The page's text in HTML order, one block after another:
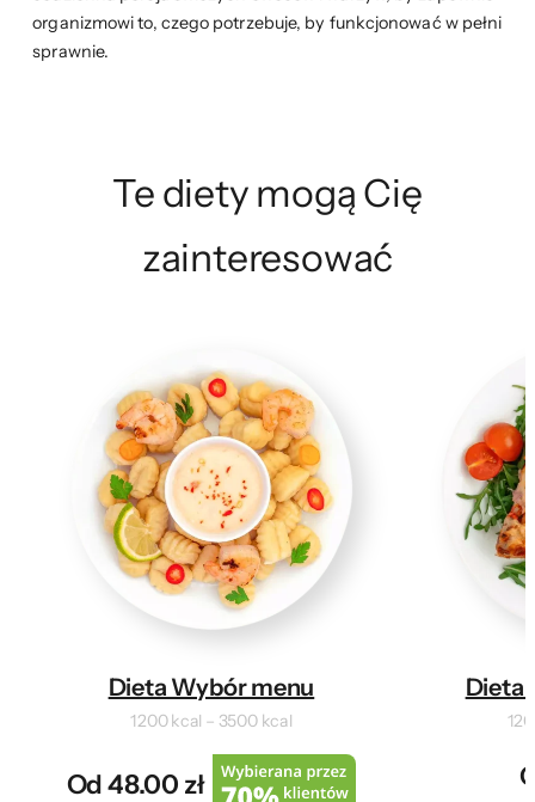
organizmowi to, czego potrzebuje, by funkcjonować w pełni
sprawnie.
Te diety mogą Cię
zainteresować
Dieta Wybór menu
1200 kcal – 3500 kcal
Od 48.00 zł
Dieta